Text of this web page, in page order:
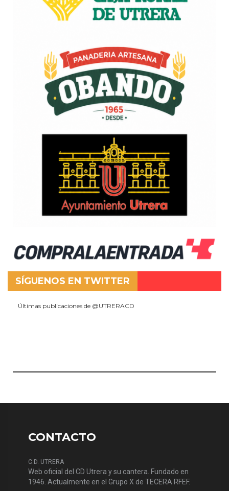
SÍGUENOS EN TWITTER
Últimas publicaciones de @UTRERACD
CONTACTO
C.D. UTRERA
Web oficial del CD Utrera y su cantera. Fundado en
1946. Actualmente en el Grupo X de TECERA RFEF.